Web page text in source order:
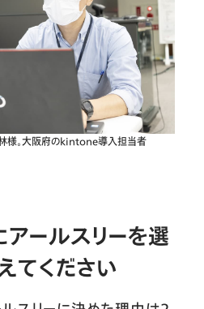
様。大阪府のkintone導入担当者
ールスリーを選
てください